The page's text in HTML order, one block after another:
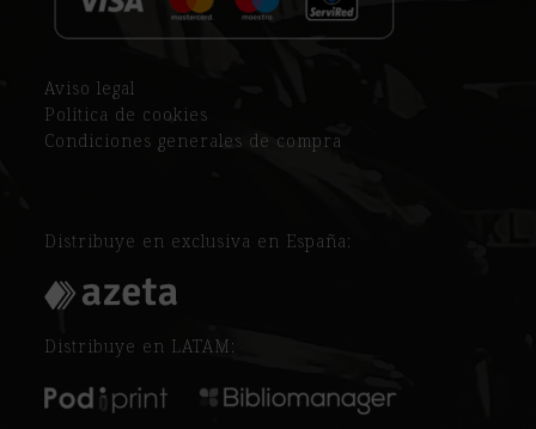
Aviso legal
Política de cookies
Condiciones generales de compra
Distribuye en exclusiva en España:
Distribuye en LATAM: